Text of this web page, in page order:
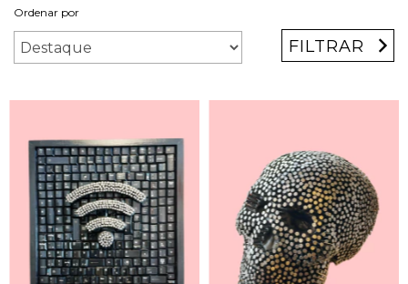
Ordenar por
FILTRAR